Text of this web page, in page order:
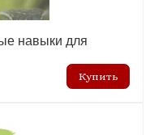
навыки для